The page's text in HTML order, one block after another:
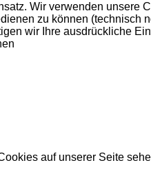
Wir verwenden unsere
zu können (technisch
wir Ihre ausdrückliche
auf unserer Seite